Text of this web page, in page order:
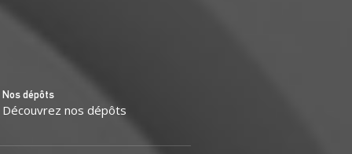
Nos dépôts
Découvrez nos dépôts